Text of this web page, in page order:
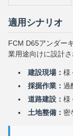
適用シナリオ
FCM D65アンダー
業用途向けに設計さ
建設現場： 様
採掘作業： 過
道路建設： 様
土地整備： 密